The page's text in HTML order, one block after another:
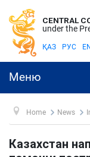
CENTRAL
under the
ҚАЗ РУС
Меню
Home News
Казахстан